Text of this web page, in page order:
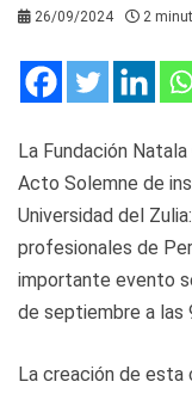
26/09/2024 2
La Fundación
Acto Solemne de
Universidad del
profesionales de
importante evento
de septiembre a las
La creación de